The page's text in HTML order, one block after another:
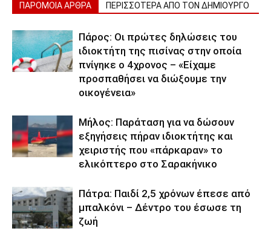
ΠΑΡΟΜΟΙΑ ΑΡΘΡΑ ΠΕΡΙΣΣΟΤΕΡΑ ΑΠΟ ΤΟΝ ΔΗΜΙΟΥΡΓΟ
Πάρος: Οι πρώτες δηλώσεις του
ιδιοκτήτη της πισίνας στην οποία
πνίγηκε ο 4χρονος – «Είχαμε
προσπαθήσει να διώξουμε την
οικογένεια»
Μήλος: Παράταση για να δώσουν
εξηγήσεις πήραν ιδιοκτήτης και
χειριστής που «πάρκαραν» το
ελικόπτερο στο Σαρακήνικο
Πάτρα: Παιδί 2,5 χρόνων έπεσε από
μπαλκόνι – Δέντρο του έσωσε τη
ζωή